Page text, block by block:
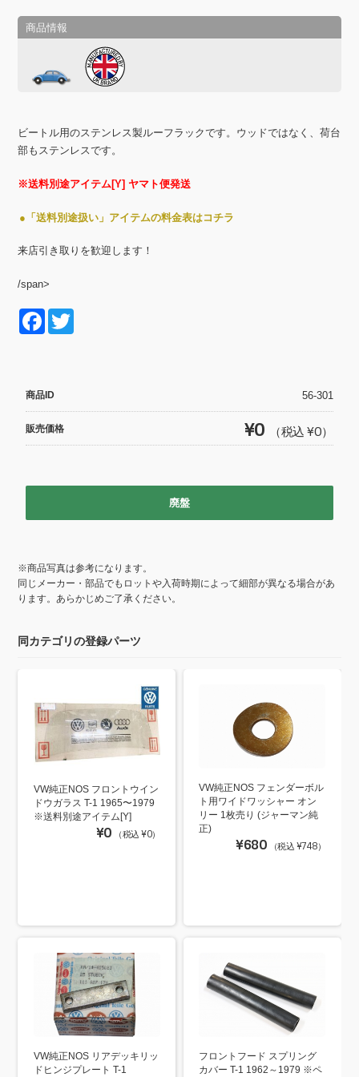
ビートル用のステンレス製ルーフラックです。ウッドではなく、荷台
部もステンレスです。
※送料別途アイテム[Y] ヤマト便発送
●「送料別途扱い」アイテムの料金表はコチラ
来店引き取りを歓迎します！
/span>
F
e
b
o
商品ID 56-301
販売価格 ¥0 （税込 ¥0）
廃盤
※商品写真は参考になります。
同じメーカー・部品でもロットや入荷時期によって細部が異なる場合があ
ります。あらかじめご了承ください。
同カテゴリの登録パーツ
VW純正NOS フロントウイン
ドウガラス T-1 1965〜1979
※送料別途アイテム[Y]
¥0 （税込 ¥0）
VW純正NOS フェンダーボル
ト用ワイドワッシャー オン
リー 1枚売り (ジャーマン純
正)
¥680 （税込 ¥748）
VW純正NOS リアデッキリッ
ドヒンジプレート T-1
フロントフード スプリング
カバー T-1 1962～1979 ※ペ